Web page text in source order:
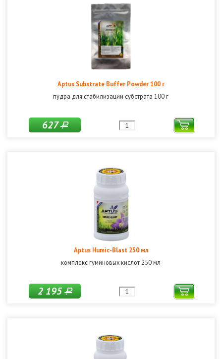
Aptus Substrate Buffer Powder 100 г
пудра для стабилизации субстрата 100 г
627Р
Aptus Humic-Blast 250 мл
комплекс гуминовых кислот 250 мл
2 195Р